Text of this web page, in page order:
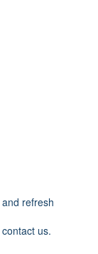
refresh
us.